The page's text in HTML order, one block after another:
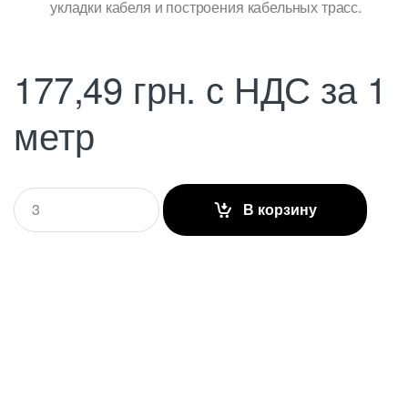
укладки кабеля и построения кабельных трасс.
177,49 грн. с НДС за 1
метр
Q
u
a
В корзину